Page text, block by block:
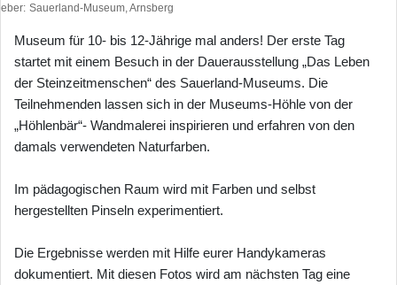
Sauerland-Museum, Arnsberg
Museum für 10- bis 12-Jährige mal anders! Der erste Tag
startet mit einem Besuch in der Dauerausstellung „Das Leben
der Steinzeitmenschen“ des Sauerland-Museums. Die
Teilnehmenden lassen sich in der Museums-Höhle von der
„Höhlenbär“- Wandmalerei inspirieren und erfahren von den
damals verwendeten Naturfarben.
Im pädagogischen Raum wird mit Farben und selbst
hergestellten Pinseln experimentiert.
Die Ergebnisse werden mit Hilfe eurer Handykameras
dokumentiert. Mit diesen Fotos wird am nächsten Tag eine